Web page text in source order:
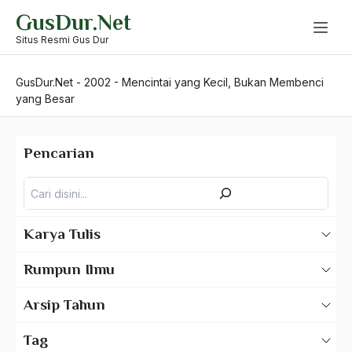
content
GusDur.Net
Situs Resmi Gus Dur
GusDur.Net - 2002 - Mencintai yang Kecil, Bukan Membenci
yang Besar
Pencarian
Karya Tulis
Rumpun Ilmu
Arsip Tahun
Tag